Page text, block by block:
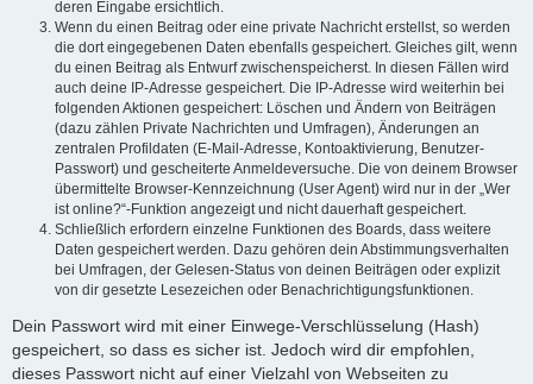
deren Eingabe ersichtlich.
Wenn du einen Beitrag oder eine private Nachricht erstellst, so werden
die dort eingegebenen Daten ebenfalls gespeichert. Gleiches gilt, wenn
du einen Beitrag als Entwurf zwischenspeicherst. In diesen Fällen wird
auch deine IP-Adresse gespeichert. Die IP-Adresse wird weiterhin bei
folgenden Aktionen gespeichert: Löschen und Ändern von Beiträgen
(dazu zählen Private Nachrichten und Umfragen), Änderungen an
zentralen Profildaten (E-Mail-Adresse, Kontoaktivierung, Benutzer-
Passwort) und gescheiterte Anmeldeversuche. Die von deinem Browser
übermittelte Browser-Kennzeichnung (User Agent) wird nur in der „Wer
ist online?“-Funktion angezeigt und nicht dauerhaft gespeichert.
Schließlich erfordern einzelne Funktionen des Boards, dass weitere
Daten gespeichert werden. Dazu gehören dein Abstimmungsverhalten
bei Umfragen, der Gelesen-Status von deinen Beiträgen oder explizit
von dir gesetzte Lesezeichen oder Benachrichtigungsfunktionen.
Dein Passwort wird mit einer Einwege-Verschlüsselung (Hash)
gespeichert, so dass es sicher ist. Jedoch wird dir empfohlen,
dieses Passwort nicht auf einer Vielzahl von Webseiten zu